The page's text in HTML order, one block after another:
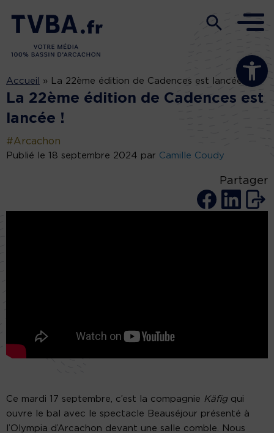
Ouvrir la
Accueil » La 22ème édition de Cadences est lancée !
La 22ème édition de Cadences est
lancée !
#Arcachon
Publié le 18 septembre 2024 par Camille Coudy
Partager
Ce mardi 17 septembre, c’est la compagnie Käfigqui
ouvre le bal avec le spectacle Beauséjour présenté à
l’Olympia d’Arcachon devant une salle comble. Nous